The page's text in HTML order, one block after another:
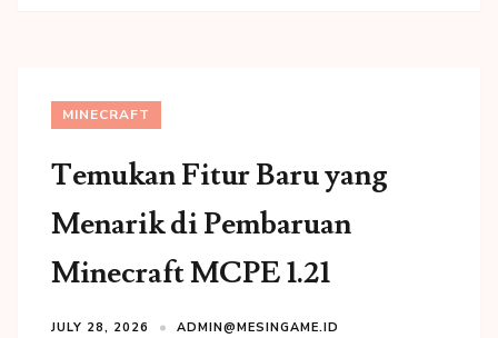
MINECRAFT
Temukan Fitur Baru yang
Menarik di Pembaruan
Minecraft MCPE 1.21
JULY 28, 2026 ADMIN@MESINGAME.ID